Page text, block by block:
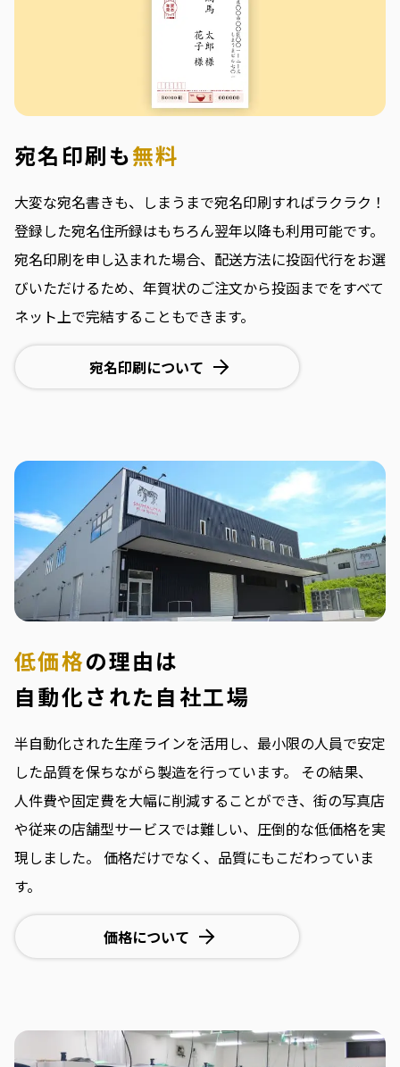
宛名印刷も無料
大変な宛名書きも、しまうまで宛名印刷すればラクラク！
登録した宛名住所録はもちろん翌年以降も利用可能です。
宛名印刷を申し込まれた場合、配送方法に投函代行をお選
びいただけるため、年賀状のご注文から投函までをすべて
ネット上で完結することもできます。
宛名印刷について
低価格の理由は
自動化された自社工場
半自動化された生産ラインを活用し、最小限の人員で安定
した品質を保ちながら製造を行っています。
その結果、
人件費や固定費を大幅に削減することができ、街の写真店
や従来の店舗型サービスでは難しい、圧倒的な低価格を実
現しました。
価格だけでなく、品質にもこだわっていま
す。
価格について